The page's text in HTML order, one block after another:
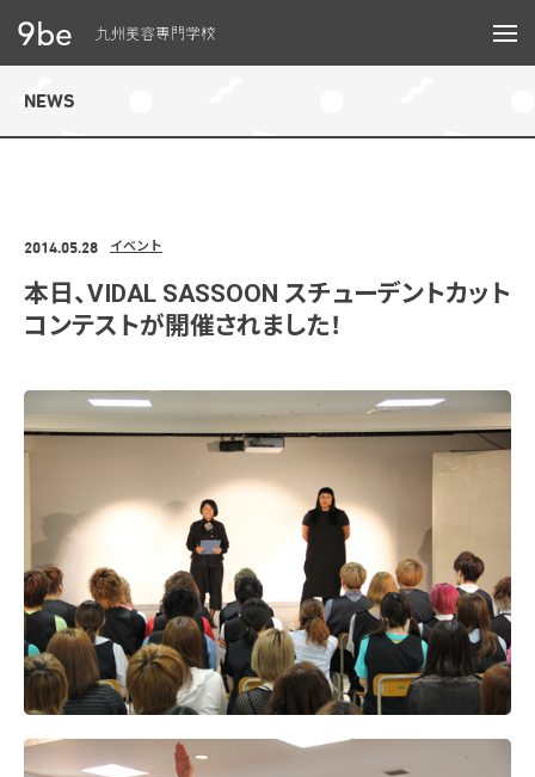
NEWS
2014.05.28 イベント
本日、VIDAL SASSOON スチューデントカット
コンテストが開催されました！